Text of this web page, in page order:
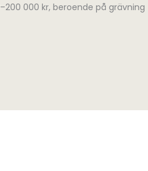
000 kr, beroende på grävning